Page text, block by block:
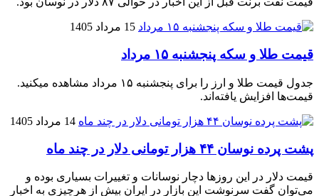
15 مرداد 1405
قیمت طلا و سکه پنجشنبه ۱۵ مرداد
جدول قیمت طلا و ارز را برای پنجشنبه ۱۵ مرداد مشاهده میکنید.
قیمت‌ها افزایش یافته‌اند.
14 مرداد 1405
پشت پرده نوسان ۴۴ هزار تومانی دلار در چند ماه
قیمت دلار در این روزها دچار نوسانات و تغییرات بسیاری بوده و
می‌توان گفت سرنوشت این بازار در ایران بیش از هرچیزی به اخبار